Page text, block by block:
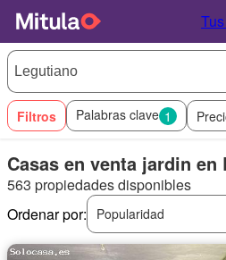
Filtros Palabras clave 1
Casas en venta jardin en
563 propiedades disponibles
Ordenar por:
Popularidad